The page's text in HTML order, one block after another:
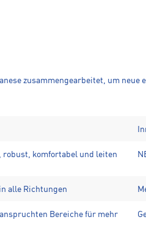
zusammengearbeitet, um
robust, komfortabel und leiten
alle Richtungen
Bereiche für mehr